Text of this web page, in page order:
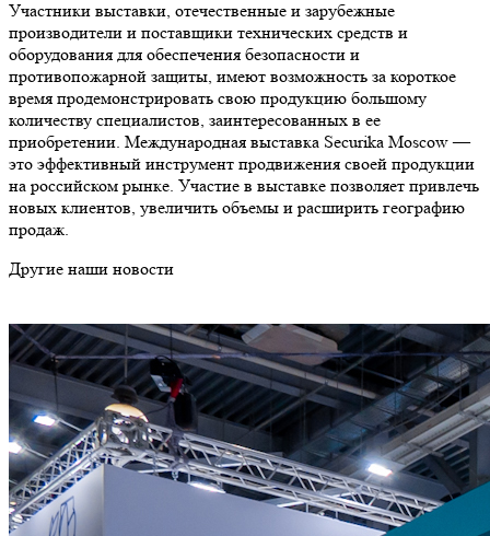
Участники выставки, отечественные и зарубежные
производители и поставщики технических средств и
оборудования для обеспечения безопасности и
противопожарной защиты, имеют возможность за короткое
время продемонстрировать свою продукцию большому
количеству специалистов, заинтересованных в ее
приобретении. Международная выставка Securika Moscow —
это эффективный инструмент продвижения своей продукции
на российском рынке. Участие в выставке позволяет привлечь
новых клиентов, увеличить объемы и расширить географию
продаж.
Другие наши новости